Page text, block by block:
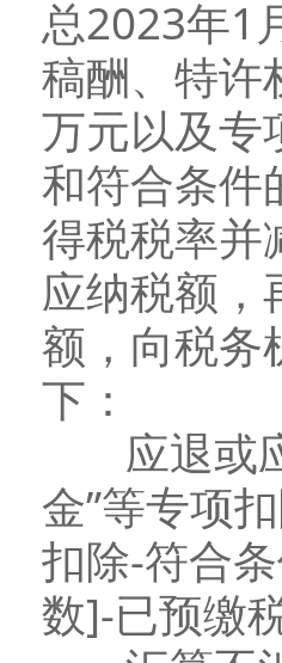
总2023年1
稿酬、特许
万元以及专
和符合条件
得税税率并
应纳税额，
额，向税务
下：
应退或应
金”等专项
扣除-符合
数]-已预缴